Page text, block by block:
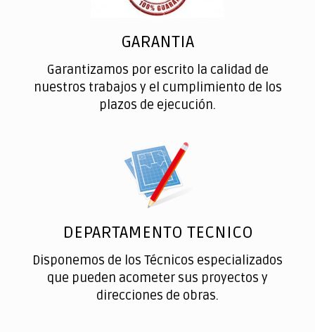
GARANTIA
Garantizamos por escrito la calidad de
nuestros trabajos y el cumplimiento de los
plazos de ejecución.
DEPARTAMENTO TECNICO
Disponemos de los Técnicos especializados
que pueden acometer sus proyectos y
direcciones de obras.